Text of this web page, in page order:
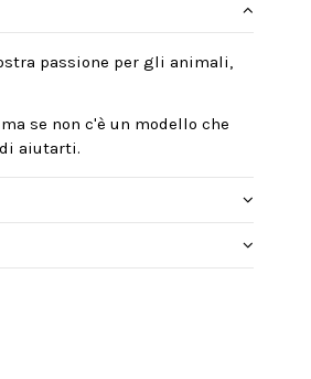
passione per gli animali,
se non c'è un modello che
aiutarti.